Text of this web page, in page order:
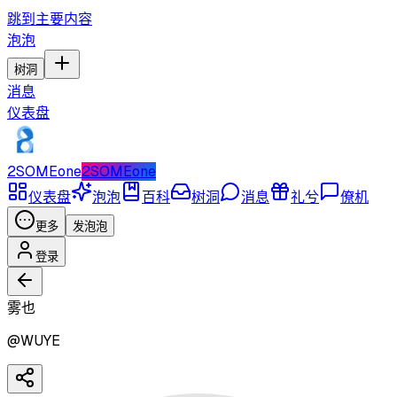
跳到主要内容
泡泡
树洞
消息
仪表盘
2SOMEone2SOMEone
仪表盘
泡泡 百科 树洞 消息 礼兮 僚机
更多 发泡泡
登录
雾也
@WUYE